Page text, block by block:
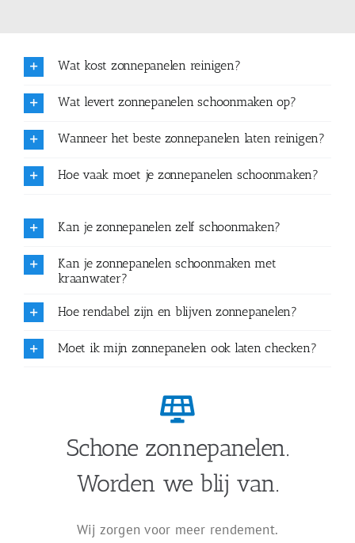
Wat kost zonnepanelen reinigen?
Wat levert zonnepanelen schoonmaken op?
Wanneer het beste zonnepanelen laten reinigen?
Hoe vaak moet je zonnepanelen schoonmaken?
Kan je zonnepanelen zelf schoonmaken?
Kan je zonnepanelen schoonmaken met
kraanwater?
Hoe rendabel zijn en blijven zonnepanelen?
Moet ik mijn zonnepanelen ook laten checken?
Schone zonnepanelen.
Worden we blij van.
Wij zorgen voor meer rendement.